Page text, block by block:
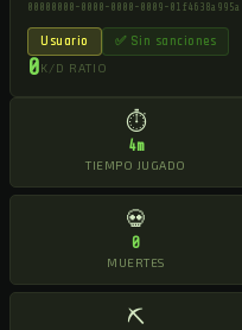
00000000-0000-0000-0009-01f4638a995a
Usuario ✅ Sin sanciones
0K/D RATIO
⏱
4m
TIEMPO JUGADO
💀
0
MUERTES
⛏